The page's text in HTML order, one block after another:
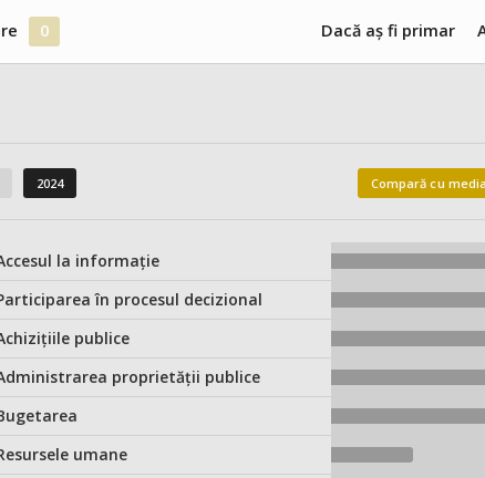
0 Dacă aș fi primar
2024 Compară cu media
la informație
în procesul decizional
publice
proprietății publice
umane